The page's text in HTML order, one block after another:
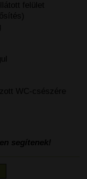
felület
WC-csészére
segítenek!